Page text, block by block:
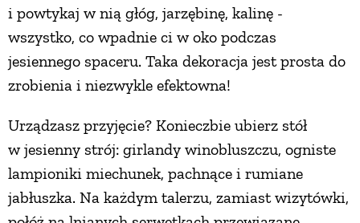
i powtykaj w nią głóg, jarzębinę, kalinę -
wszystko, co wpadnie ci w oko podczas
jesiennego spaceru. Taka dekoracja jest prosta do
zrobienia i niezwykle efektowna!
Urządzasz przyjęcie? Konieczbie ubierz stół
w jesienny strój: girlandy winobluszczu, ogniste
lampioniki miechunek, pachnące i rumiane
jabłuszka. Na każdym talerzu, zamiast wizytówki,